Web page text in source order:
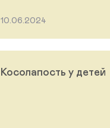
10.06.2024
Косолапость у детей